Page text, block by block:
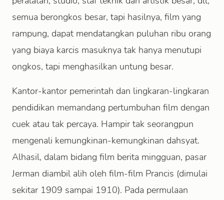
semua berongkos besar, tapi hasilnya, film yang
rampung, dapat mendatangkan puluhan ribu orang
yang biaya karcis masuknya tak hanya menutupi
ongkos, tapi menghasilkan untung besar.
Kantor-kantor pemerintah dan lingkaran-lingkaran
pendidikan memandang pertumbuhan film dengan
cuek atau tak percaya. Hampir tak seorangpun
mengenali kemungkinan-kemungkinan dahsyat.
Alhasil, dalam bidang film berita mingguan, pasar
Jerman diambil alih oleh film-film Prancis (dimulai
sekitar 1909 sampai 1910). Pada permulaan